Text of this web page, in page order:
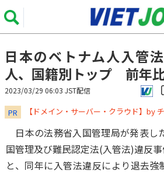
日本のベトナム人入管
人、国籍別トップ 前年
2023/03/29 06:03 JST配信
PR 【ドメイン・サーバー・クラウド】by
日本の法務省入国管理局が発表し
国管理及び難民認定法(入管法)違反
と、同年に入管法違反により退去